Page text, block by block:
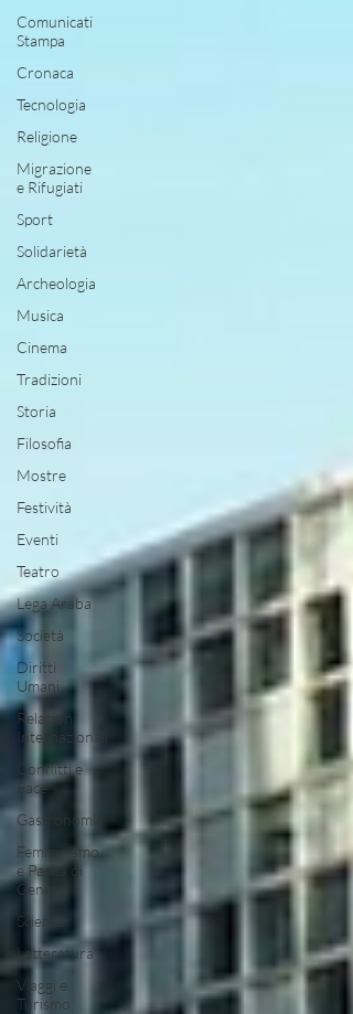
Comunicati
Stampa
Cronaca
Tecnologia
Religione
Migrazione
e Rifugiati
Sport
Solidarietà
Archeologia
Musica
Cinema
Tradizioni
Storia
Filosofia
Mostre
Festività
Eventi
Teatro
Lega Araba
Società
Diritti
Umani
Relazioni
Internazionali
Conflitti e
Pace
Gastronomia
Femminismo
e Parità di
Genere
Scienza
Letteratura
Viaggi e
Turismo